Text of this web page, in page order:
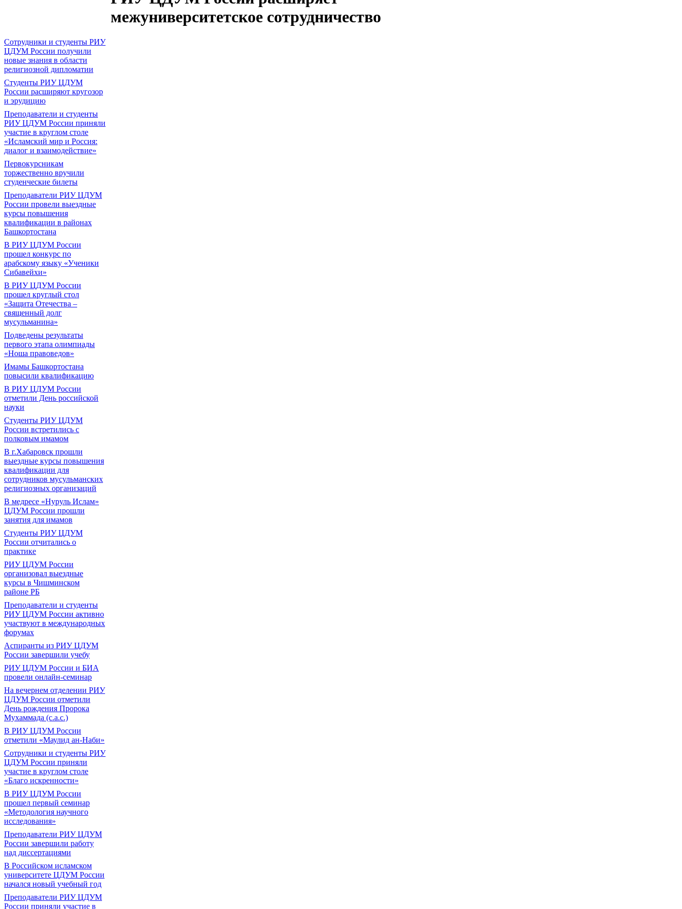
межуниверситетское сотрудничество
Сотрудники и студенты РИУ
ЦДУМ России получили
новые знания в области
религиозной дипломатии
Студенты РИУ ЦДУМ
России расширяют кругозор
и эрудицию
Преподаватели и студенты
РИУ ЦДУМ России приняли
участие в круглом столе
«Исламский мир и Россия:
диалог и взаимодействие»
Первокурсникам
торжественно вручили
студенческие билеты
Преподаватели РИУ ЦДУМ
России провели выездные
курсы повышения
квалификации в районах
Башкортостана
В РИУ ЦДУМ России
прошел конкурс по
арабскому языку «Ученики
Сибавейхи»
В РИУ ЦДУМ России
прошел круглый стол
«Защита Отечества –
священный долг
мусульманина»
Подведены результаты
первого этапа олимпиады
«Ноша правоведов»
Имамы Башкортостана
повысили квалификацию
В РИУ ЦДУМ России
отметили День российской
науки
Студенты РИУ ЦДУМ
России встретились с
полковым имамом
В г.Хабаровск прошли
выездные курсы повышения
квалификации для
сотрудников мусульманских
религиозных организаций
В медресе «Нуруль Ислам»
ЦДУМ России прошли
занятия для имамов
Студенты РИУ ЦДУМ
России отчитались о
практике
РИУ ЦДУМ России
организовал выездные
курсы в Чишминском
районе РБ
Преподаватели и студенты
РИУ ЦДУМ России активно
участвуют в международных
форумах
Аспиранты из РИУ ЦДУМ
России завершили учебу
РИУ ЦДУМ России и БИА
провели онлайн-семинар
На вечернем отделении РИУ
ЦДУМ России отметили
День рождения Пророка
Мухаммада (с.а.с.)
В РИУ ЦДУМ России
отметили «Маулид ан-Наби»
Сотрудники и студенты РИУ
ЦДУМ России приняли
участие в круглом столе
«Благо искренности»
В РИУ ЦДУМ России
прошел первый семинар
«Методология научного
исследования»
Преподаватели РИУ ЦДУМ
России завершили работу
над диссертациями
В Российском исламском
университете ЦДУМ России
начался новый учебный год
Преподаватели РИУ ЦДУМ
России приняли участие в